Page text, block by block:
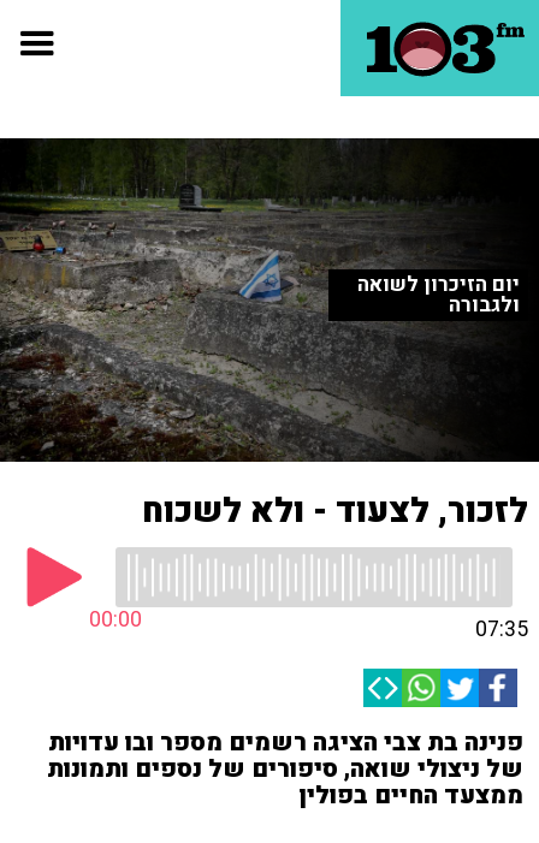
יום הזיכרון לשואה
ולגבורה
לזכור, לצעוד - ולא לשכוח
00:00 07:35
פנינה בת צבי הציגה רשמים מספר ובו עדויות
של ניצולי שואה, סיפורים של נספים ותמונות
ממצעד החיים בפולין